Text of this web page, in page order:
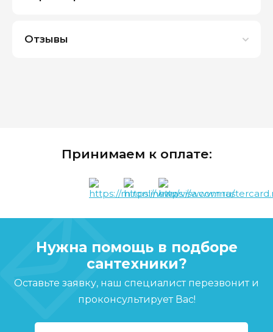
Отзывы
Принимаем к оплате:
Нужна помощь в подборе
сантехники?
Оставьте заявку, наш специалист перезвонит и
проконсультирует Вас!